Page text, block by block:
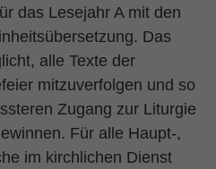
das Lesejahr A mit den
Das
alle Texte der
mitzuverfolgen und so
Zugang zur Liturgie
Für alle Haupt-,
im kirchlichen Dienst